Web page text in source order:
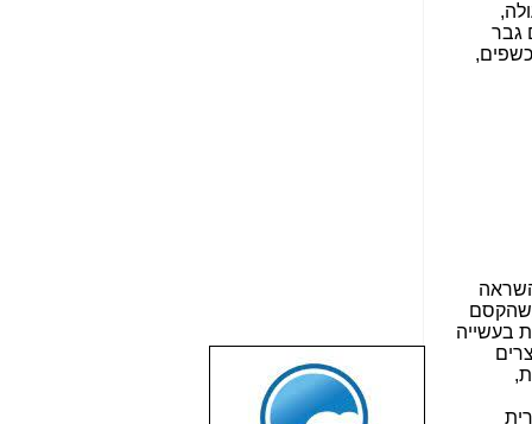
גבר
השראה
מבריק ב-7-10 דקות. אולם, כשהקסם
בעשייה
שבוע טוב לכל
הגולשים באשר